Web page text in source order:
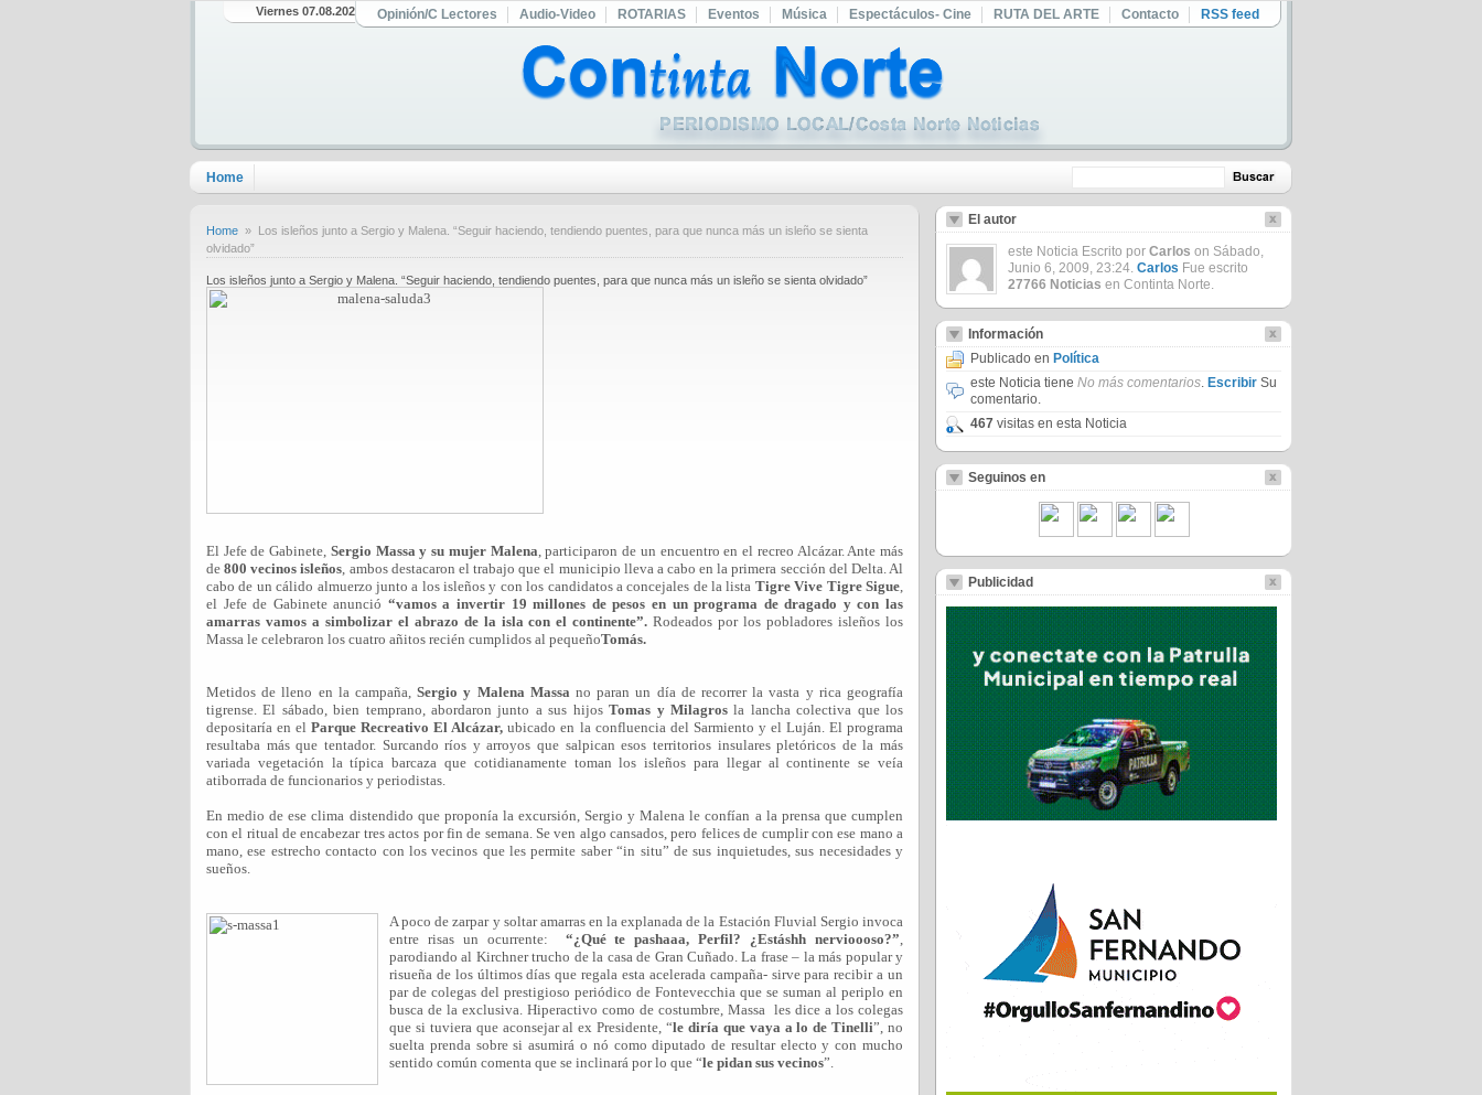
Viernes 07.08.2026 Opinión/C Lectores Audio-Video ROTARIAS Eventos Música Espectáculos- Cine RUTA DEL ARTE Contacto RSS feed
Home
Home » Los isleños junto a Sergio y Malena. “Seguir haciendo, tendiendo puentes, para que nunca más un isleño se sienta
olvidado”
Los isleños junto a Sergio y Malena. “Seguir haciendo, tendiendo puentes, para que nunca más un isleño se sienta olvidado”
El Jefe de Gabinete, Sergio Massa y su mujer Malena, participaron de un encuentro en el recreo Alcázar. Ante más
de800 vecinos isleños, ambos destacaron el trabajo que el municipio lleva a cabo en la primera sección del Delta. Al
cabo de un cálido almuerzo junto a los isleños y con los candidatos a concejales de la lista Tigre Vive Tigre Sigue,
el Jefe de Gabinete anunció “vamos a invertir 19 millones de pesos en un programa de dragado y con las
amarras vamos a simbolizar el abrazo de la isla con el continente”.Rodeados por los pobladores isleños los
Massa le celebraron los cuatro añitos recién cumplidos al pequeñoTomás.
Metidos de lleno en la campaña,Sergio y Malena Massa no paran un día de recorrer la vasta y rica geografía
tigrense. El sábado, bien temprano, abordaron junto a sus hijosTomas y Milagrosla lancha colectiva que los
depositaría en elParque Recreativo El Alcázar, ubicado en la confluencia del Sarmiento y el Luján. El programa
resultaba más que tentador. Surcando ríos y arroyos que salpican esos territorios insulares pletóricos de la más
variada vegetación la típica barcaza que cotidianamente toman los isleños para llegar al continente se veía
atiborrada de funcionarios y periodistas.
En medio de ese clima distendido que proponía la excursión, Sergio y Malena le confían a la prensa que cumplen
con el ritual de encabezar tres actos por fin de semana. Se ven algo cansados, pero felices de cumplir con ese mano a
mano, ese estrecho contacto con los vecinos que les permite saber “in situ” de sus inquietudes, sus necesidades y
sueños.
A poco de zarpar y soltar amarras en la explanada de la Estación Fluvial Sergio invoca
entre risas un ocurrente:
“¿Qué te pashaaa, Perfil? ¿Estáshh nervioooso?”,
parodiando al Kirchner trucho de la casa de Gran Cuñado. La frase – la más popular y
risueña de los últimos días que regala esta acelerada campaña- sirve para recibir a un
par de colegas del prestigioso periódico de Fontevecchia que se suman al periplo en
busca de la exclusiva. Hiperactivo como de costumbre, Massa les dice a los colegas
que si tuviera que aconsejar al ex Presidente, “le diría que vaya a lo de Tinelli”, no
suelta prenda sobre si asumirá o nó como diputado de resultar electo y con mucho
sentido común comenta que se inclinará por lo que “le pidan sus vecinos”.
El autor
este Noticia Escrito por Carlos on Sábado,
Junio 6, 2009, 23:24. Carlos Fue escrito
27766 Noticias en Continta Norte.
Información
Publicado en Política
este Noticia tiene No más comentarios. Escribir Su
comentario.
467 visitas en esta Noticia
Seguinos en
Publicidad